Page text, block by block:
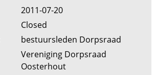
2011-07-20
Closed
bestuursleden Dorpsraad
Vereniging Dorpsraad
Oosterhout